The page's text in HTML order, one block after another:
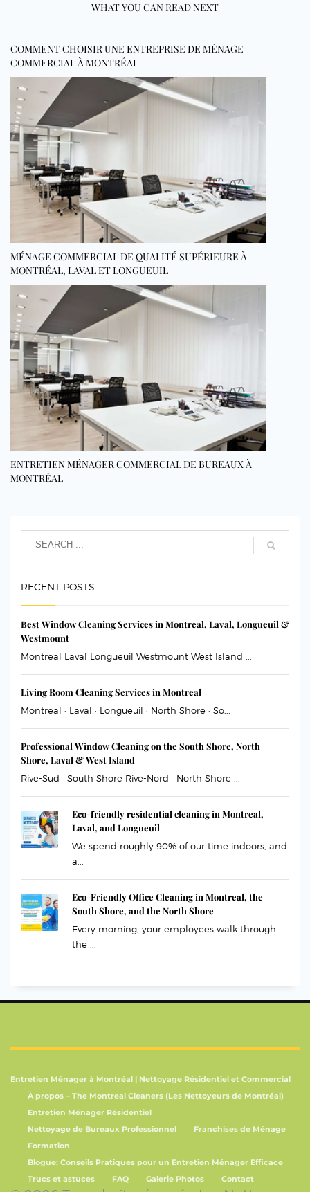
WHAT YOU CAN READ NEXT
COMMENT CHOISIR UNE ENTREPRISE DE MÉNAGE
COMMERCIAL À MONTRÉAL
MÉNAGE COMMERCIAL DE QUALITÉ SUPÉRIEURE À
MONTRÉAL, LAVAL ET LONGUEUIL
ENTRETIEN MÉNAGER COMMERCIAL DE BUREAUX À
MONTRÉAL
RECENT POSTS
Best Window Cleaning Services in Montreal, Laval, Longueuil &
Westmount
Montreal Laval Longueuil Westmount West Island ...
Living Room Cleaning Services in Montreal
Montreal · Laval · Longueuil · North Shore · So...
Professional Window Cleaning on the South Shore, North
Shore, Laval & West Island
Rive-Sud · South Shore Rive-Nord · North Shore ...
Eco-friendly residential cleaning in Montreal,
Laval, and Longueuil
We spend roughly 90% of our time indoors, and
a...
Eco-Friendly Office Cleaning in Montreal, the
South Shore, and the North Shore
Every morning, your employees walk through
the ...
Entretien Ménager à Montréal | Nettoyage Résidentiel et Commercial
À propos – The Montreal Cleaners (Les Nettoyeurs de Montréal)
Entretien Ménager Résidentiel
Nettoyage de Bureaux Professionnel
Franchises de Ménage
Formation
Blogue: Conseils Pratiques pour un Entretien Ménager Efficace
Trucs et astuces
FAQ Galerie Photos Contact